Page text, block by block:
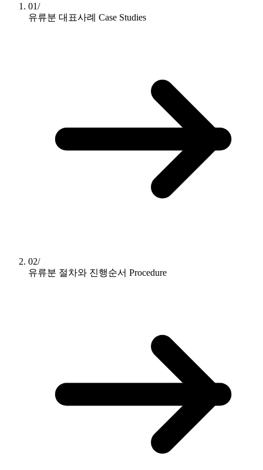
01/
유류분 대표사례 Case Studies
02/
유류분 절차와 진행순서 Procedure